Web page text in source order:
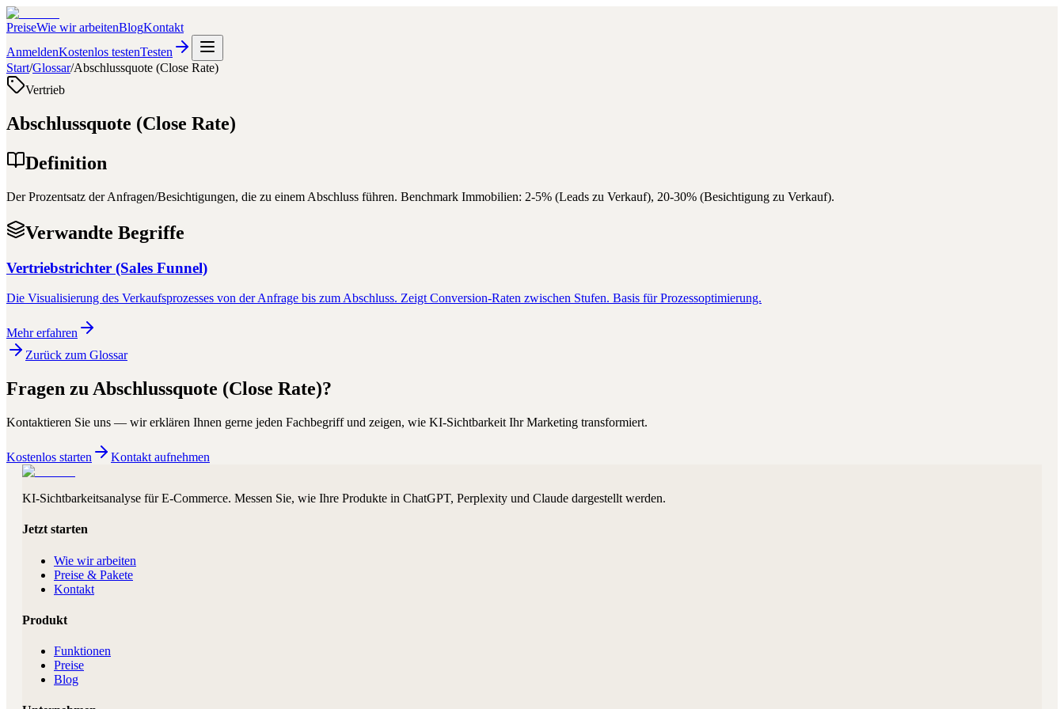
PreiseWie wir arbeitenBlogKontakt
AnmeldenKostenlos testenTesten
Start/Glossar/Abschlussquote (Close Rate)
Vertrieb
Abschlussquote (Close Rate)
Definition
Der Prozentsatz der Anfragen/Besichtigungen, die zu einem Abschluss führen. Benchmark Immobilien: 2-5% (Leads zu Verkauf), 20-30% (Besichtigung zu Verkauf).
Verwandte Begriffe
Vertriebstrichter (Sales Funnel)
Die Visualisierung des Verkaufsprozesses von der Anfrage bis zum Abschluss. Zeigt Conversion-Raten zwischen Stufen. Basis für Prozessoptimierung.
Mehr erfahren
Zurück zum Glossar
Fragen zu Abschlussquote (Close Rate)?
Kontaktieren Sie uns — wir erklären Ihnen gerne jeden Fachbegriff und zeigen, wie KI-Sichtbarkeit Ihr Marketing transformiert.
Kostenlos starten Kontakt aufnehmen
KI-Sichtbarkeitsanalyse für E-Commerce. Messen Sie, wie Ihre Produkte in ChatGPT, Perplexity und Claude dargestellt werden.
Jetzt starten
Wie wir arbeiten
Preise & Pakete
Kontakt
Produkt
Funktionen
Preise
Blog